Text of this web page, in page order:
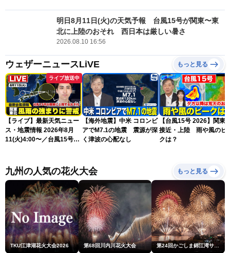
明日8月11日(火)の天気予報 台風15号が関東〜東
北に上陸のおそれ 西日本は厳しい暑さ
2026.08.10 16:56
ウェザーニュースLiVE もっと見る
ライブ放送中
【ライブ】最新天気ニュー
ス・地震情報 2026年8月
11(火)4:00〜／台風15号が
グ・福吉貴文〉／H3ロケッ
ト「みちびき7号機」の打
上げ
【海外地震】中米 コロンビ
アでM7.1の地震 震源が深
く津波の心配なし
【台風15号 2026】関東
接近・上陸 雨や風のピ
クは？
九州の人気の花火大会 もっと見る
TKU江津湖花火大会2026 第68回川内川花火大会 第24回かごしま錦江湾サマーナイト大花火大会